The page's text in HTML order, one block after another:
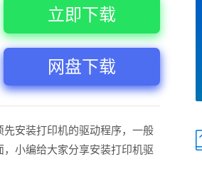
立即下载
网盘下载
安装打印机的驱动程序，一般
小编给大家分享安装打印机驱